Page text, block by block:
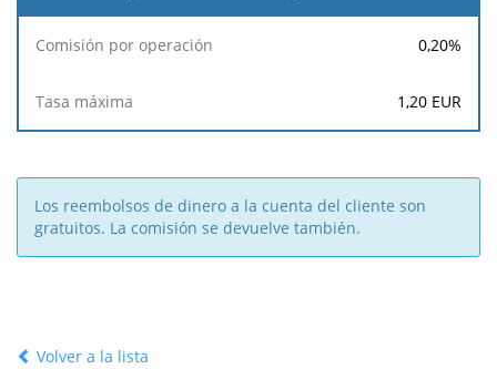
0,20%
1,20 EUR
Los reembolsos de dinero a la cuenta del cliente son
gratuitos. La comisión se devuelve también.
Volver a la lista